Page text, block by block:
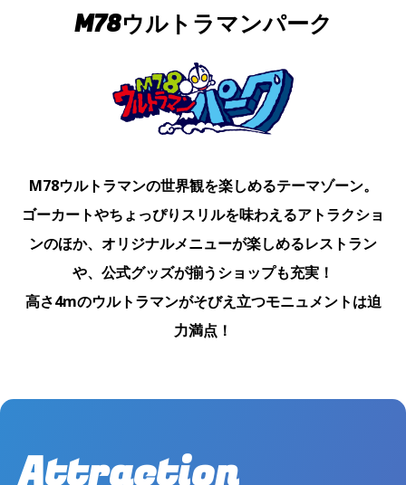
M78ウルトラマンパーク
M78ウルトラマンの世界観を楽しめるテーマゾーン。
ゴーカートやちょっぴりスリルを味わえるアトラクショ
ンのほか、オリジナルメニューが楽しめるレストラン
や、公式グッズが揃うショップも充実！
高さ4mのウルトラマンがそびえ立つモニュメントは迫
力満点！